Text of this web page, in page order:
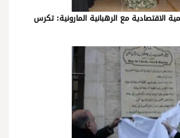
الاقتصادية مع الرهبانية المارونية: تكرس